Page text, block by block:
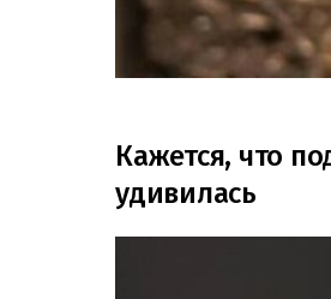
Кажется, что
удивилась